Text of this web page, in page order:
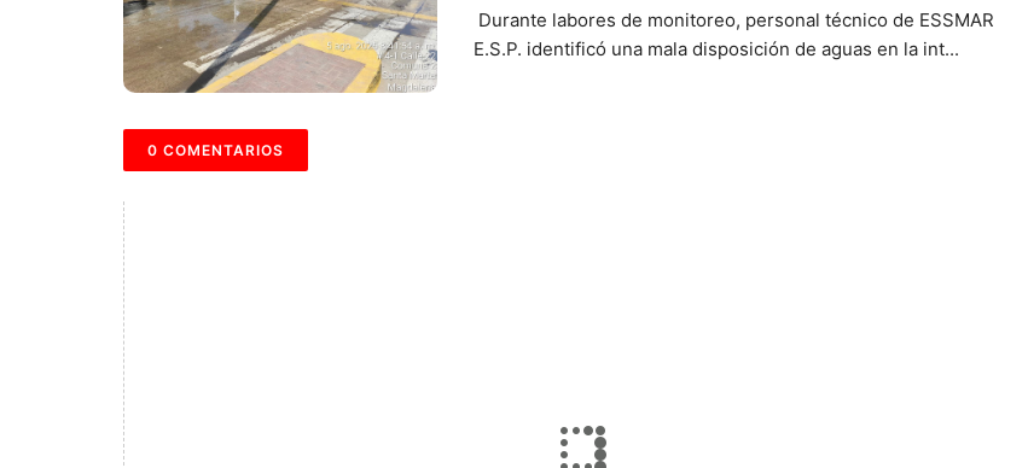
Durante labores de monitoreo, personal técnico de ESSMAR
E.S.P. identificó una mala disposición de aguas en la int...
0 COMENTARIOS